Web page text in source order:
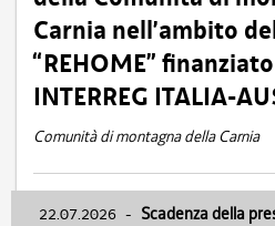
Carnia nell’ambito
“REHOME”
INTERREG ITALIA-
Comunità di montagna della Carnia
22.07.2026 - Scadenza della